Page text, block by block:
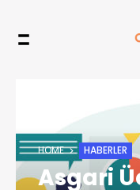
HOME HABERLER
Asgari